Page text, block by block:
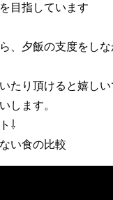
目指しています
、夕飯の支度をし
たり頂けると嬉しい
します。
⇩
い食の比較